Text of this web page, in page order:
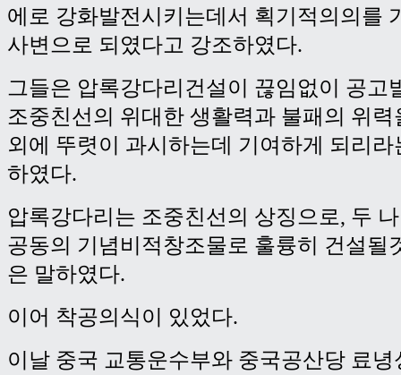
에로 강화발전시키는데서 획기적의의를
사변으로 되였다고 강조하였다.
그들은 압록강다리건설이 끊임없이 공고
조중친선의 위대한 생활력과 불패의 위
외에 뚜렷이 과시하는데 기여하게 되리
하였다.
압록강다리는 조중친선의 상징으로, 두
공동의 기념비적창조물로 훌륭히 건설될
은 말하였다.
이어 착공의식이 있었다.
이날 중국 교통운수부와 중국공산당 료